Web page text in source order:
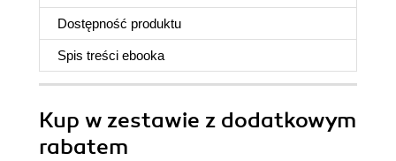
Dostępność produktu
Spis treści ebooka
Kup w zestawie z dodatkowym
rabatem